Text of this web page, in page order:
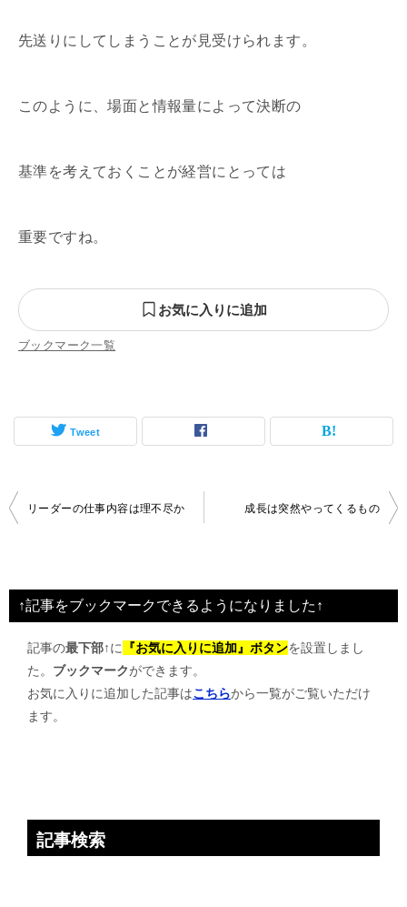
先送りにしてしまうことが見受けられます。
このように、場面と情報量によって決断の
基準を考えておくことが経営にとっては
重要ですね。
お気に入りに追加
ブックマーク一覧
Tweet
投
ビ
ゲ
リーダーの仕事内容は理不尽か 成長は突然やってくるもの
↑記事をブックマークできるようになりました↑
記事の最下部↑に 『お気に入りに追加』ボタンを設置しまし
た。 ブックマークができます。
お気に入りに追加した記事はこちらから一覧がご覧いただけ
ます。
記事検索